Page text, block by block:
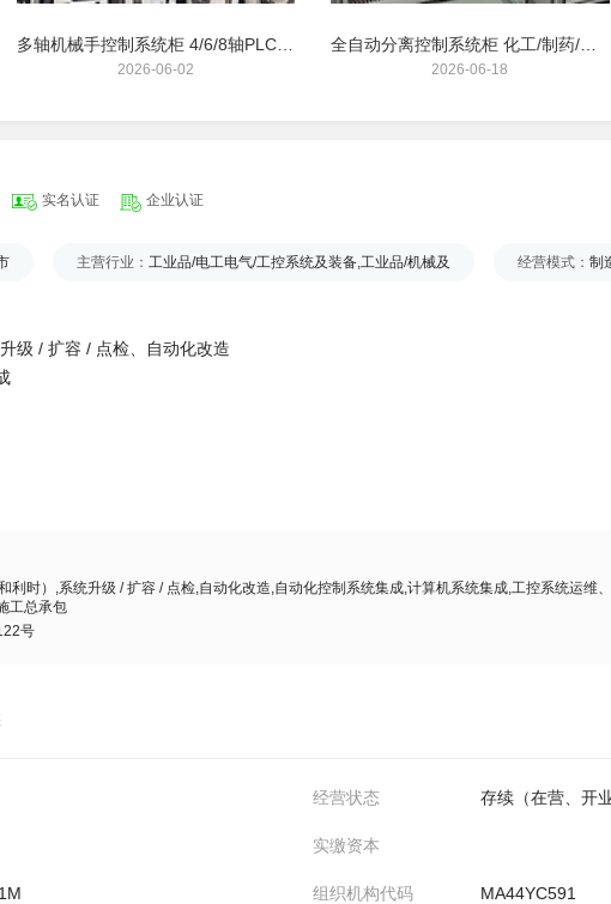
多轴机械手控制系统柜 4/6/8轴PLC/运动控制成套柜
2026-06-02 2026-06-18
实名认证 企业认证
主营行业： 工业品/电工电气/工控系统及装备,工业品/机械及 经营模式： 制
级 / 扩容 / 点检、自动化改造
利时）,系统升级 / 扩容 / 点检,自动化改造,自动化控制系统集成,计算机系统集成,工控系统运维
工总承包
号
经营状态 存续（在营、开
实缴资本
组织机构代码 MA44YC591